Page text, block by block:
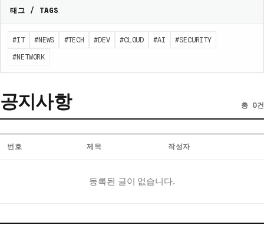
태그 / TAGS
#IT #NEWS #TECH #DEV #CLOUD #AI #SECURITY
#NETWORK
공지사항 총 0건
게
번호 제목 작성자
등록된 글이 없습니다.